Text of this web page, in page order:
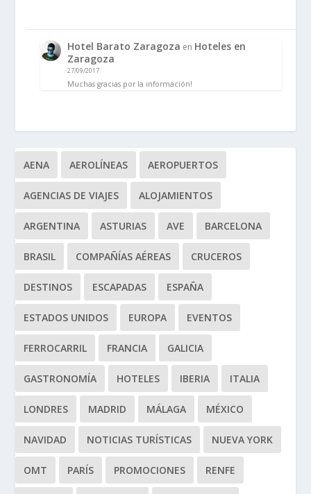
Hotel Barato Zaragoza en Hoteles en
Zaragoza
27/09/2017
Muchas gracias por la información!
AENA AEROLÍNEAS AEROPUERTOS
AGENCIAS DE VIAJES ALOJAMIENTOS
ARGENTINA ASTURIAS AVE BARCELONA
BRASIL COMPAÑÍAS AÉREAS CRUCEROS
DESTINOS ESCAPADAS ESPAÑA
ESTADOS UNIDOS EUROPA EVENTOS
FERROCARRIL FRANCIA GALICIA
GASTRONOMÍA HOTELES IBERIA ITALIA
LONDRES MADRID MÁLAGA MÉXICO
NAVIDAD NOTICIAS TURÍSTICAS NUEVA YORK
OMT PARÍS PROMOCIONES RENFE